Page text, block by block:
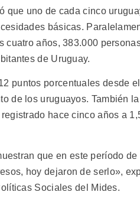
que uno de cada cinco
básicas.
cuatro años, 383.000
de Uruguay.
puntos porcentuales desde
de los uruguayos. También
hace cinco años a
que en este período
hoy dejaron de serlo»,
Sociales del Mides.